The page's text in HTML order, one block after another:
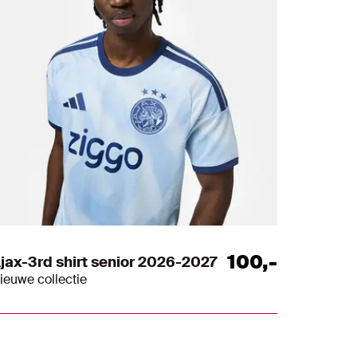
3rd shirt senior 2026-2027
collectie
100,-